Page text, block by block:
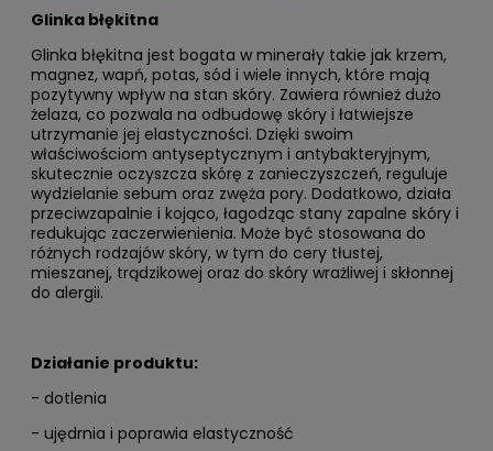
Glinka błękitna
Glinka błękitna jest bogata w minerały takie jak krzem,
magnez, wapń, potas, sód i wiele innych, które mają
pozytywny wpływ na stan skóry. Zawiera również dużo
żelaza, co pozwala na odbudowę skóry i łatwiejsze
utrzymanie jej elastyczności. Dzięki swoim
właściwościom antyseptycznym i antybakteryjnym,
skutecznie oczyszcza skórę z zanieczyszczeń, reguluje
wydzielanie sebum oraz zwęża pory. Dodatkowo, działa
przeciwzapalnie i kojąco, łagodząc stany zapalne skóry i
redukując zaczerwienienia. Może być stosowana do
różnych rodzajów skóry, w tym do cery tłustej,
mieszanej, trądzikowej oraz do skóry wrażliwej i skłonnej
do alergii.
Działanie produktu:
- dotlenia
- ujędrnia i poprawia elastyczność